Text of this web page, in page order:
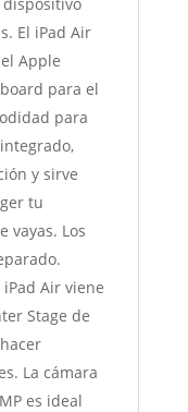
El iPad Air
Apple
para el
para
y sirve
tu
vayas. Los
iPad Air viene
Stage de
La cámara
es ideal